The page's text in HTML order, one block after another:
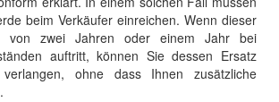
beim Verkäufer einreichen. Wenn dieser
von zwei Jahren oder einem Jahr bei
auftritt, können Sie dessen Ersatz
ohne dass Ihnen zusätzliche